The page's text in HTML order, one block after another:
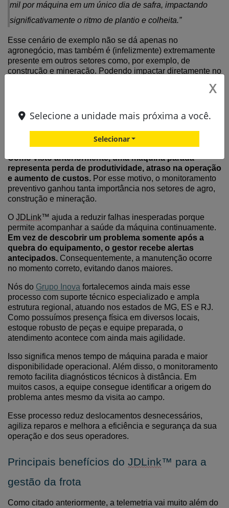
mil por máquina em um único dia de safra, impactando
significativamente o ritmo de plantio e colheita.”
Esse cenário de exemplo não se dá apenas no
agronegócio, mas também é (infelizmente) extremamente
presente em outros setores como, por exemplo, de
construção e mineração. Podendo impactar diretamente no
Menos máquina parada, mais
Como visto anteriormente, uma máquina parada
representa perda de produtividade, atraso na operação
e aumento de custos. Por esse motivo, o monitoramento
preventivo ganhou tanta importância nos setores de agro,
construção e mineração.
O JDLink™ ajuda a reduzir falhas inesperadas porque
permite acompanhar a saúde da máquina continuamente.
Em vez de descobrir um problema somente após a
quebra do equipamento, o gestor recebe alertas
antecipados. Consequentemente, a manutenção ocorre
no momento correto, evitando danos maiores.
Nós do Grupo Inova fortalecemos ainda mais esse
processo com suporte técnico especializado e ampla
estrutura regional , atuando nos estados de MG, ES e RJ.
Como possuímos presença física em diversos locais,
estoque robusto de peças e equipe preparada, o
atendimento acontece com ainda mais agilidade.
Isso significa menos tempo de máquina parada e maior
disponibilidade operacional. Além disso, o monitoramento
remoto facilita diagnósticos técnicos à distância. Em
muitos casos, a equipe consegue identificar a origem do
problema antes mesmo da visita ao campo.
Esse processo reduz deslocamentos desnecessários,
agiliza reparos e melhora a eficiência e segurança da sua
operação e dos seus operadores.
Principais benefícios do JDLink™ para a
gestão da frota
Como citado anteriormente, a telemetria vai muito além do
X
Selecione a unidade mais próxima a você.
Selecionar